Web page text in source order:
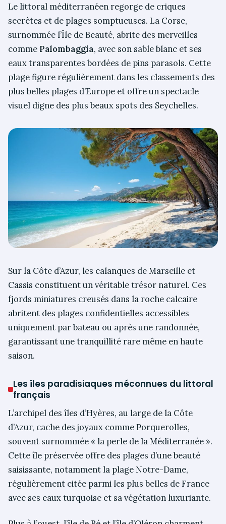
Le littoral méditerranéen regorge de criques
secrètes et de plages somptueuses. La Corse,
surnommée l’Île de Beauté, abrite des merveilles
comme Palombaggia, avec son sable blanc et ses
eaux transparentes bordées de pins parasols. Cette
plage figure régulièrement dans les classements des
plus belles plages d’Europe et offre un spectacle
visuel digne des plus beaux spots des Seychelles.
Sur la Côte d’Azur, les calanques de Marseille et
Cassis constituent un véritable trésor naturel. Ces
fjords miniatures creusés dans la roche calcaire
abritent des plages confidentielles accessibles
uniquement par bateau ou après une randonnée,
garantissant une tranquillité rare même en haute
saison.
Les îles paradisiaques méconnues du littoral
français
L’archipel des îles d’Hyères, au large de la Côte
d’Azur, cache des joyaux comme Porquerolles,
souvent surnommée « la perle de la Méditerranée ».
Cette île préservée offre des plages d’une beauté
saisissante, notamment la plage Notre-Dame,
régulièrement citée parmi les plus belles de France
avec ses eaux turquoise et sa végétation luxuriante.